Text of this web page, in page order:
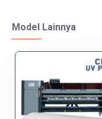
Model Lainnya